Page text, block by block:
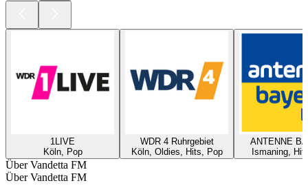
1LIVE
Köln, Pop
WDR 4 Ruhrgebiet
Köln, Oldies, Hits, Pop
ANTENNE
Ismaning,
Über Vandetta FM
Über Vandetta FM